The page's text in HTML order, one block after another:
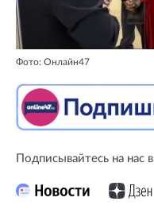
Фото: Онлайн47
Подписывайтесь на нас в